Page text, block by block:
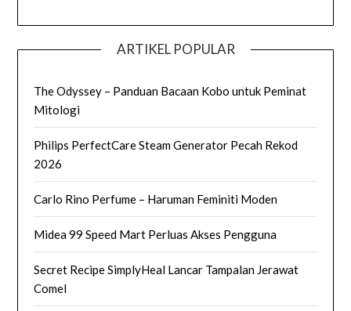
ARTIKEL POPULAR
The Odyssey – Panduan Bacaan Kobo untuk Peminat
Mitologi
Philips PerfectCare Steam Generator Pecah Rekod
2026
Carlo Rino Perfume – Haruman Feminiti Moden
Midea 99 Speed Mart Perluas Akses Pengguna
Secret Recipe SimplyHeal Lancar Tampalan Jerawat
Comel